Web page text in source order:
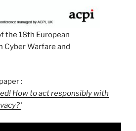
the 18th European
Cyber Warfare and
:
How to act responsibly with